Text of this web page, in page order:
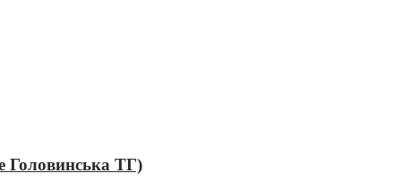
Головинська ТГ)